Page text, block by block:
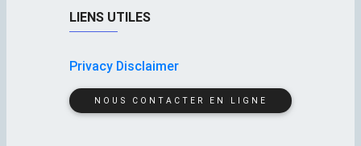
LIENS UTILES
Privacy Disclaimer
NOUS CONTACTER EN LIGNE